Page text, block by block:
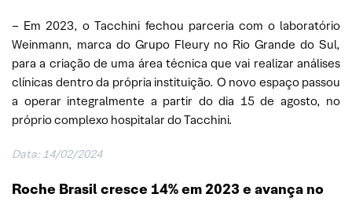
– Em 2023, o Tacchini fechou parceria com o laboratório
Weinmann, marca do Grupo Fleury no Rio Grande do Sul,
para a criação de uma área técnica que vai realizar análises
clínicas dentro da própria instituição. O novo espaço passou
a operar integralmente a partir do dia 15 de agosto, no
próprio complexo hospitalar do Tacchini.
Data: 14/02/2024
Roche Brasil cresce 14% em 2023 e avança no